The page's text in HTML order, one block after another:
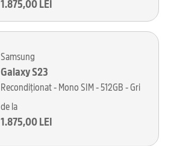
1.875,00 LEI
Samsung
Galaxy S23
Recondiționat - Mono SIM - 512GB - Gri
de la
1.875,00 LEI